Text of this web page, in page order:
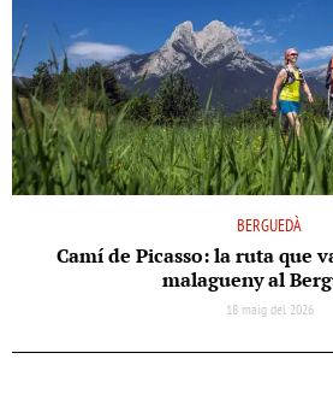
BERGUEDÀ
Camí de Picasso: la ruta que
malagueny al
18 maig del 2026